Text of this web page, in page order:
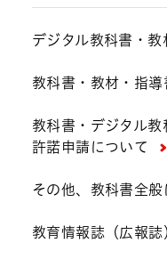
デジタル教科書・教
教科書・教材・指
教科書・デジタル
許諾申請について
その他、教科書全般
教育情報誌（広報誌